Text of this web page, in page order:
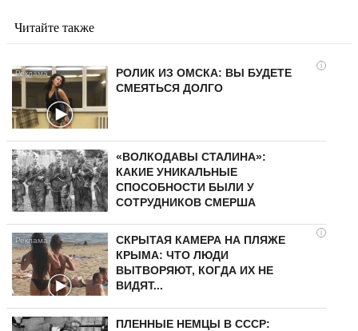
Читайте также
i
РОЛИК ИЗ ОМСКА: ВЫ БУДЕТЕ
СМЕЯТЬСЯ ДОЛГО
«ВОЛКОДАВЫ СТАЛИНА»:
КАКИЕ УНИКАЛЬНЫЕ
СПОСОБНОСТИ БЫЛИ У
СОТРУДНИКОВ СМЕРША
i
СКРЫТАЯ КАМЕРА НА ПЛЯЖЕ
КРЫМА: ЧТО ЛЮДИ
ВЫТВОРЯЮТ, КОГДА ИХ НЕ
ВИДЯТ...
ПЛЕННЫЕ НЕМЦЫ В СССР: